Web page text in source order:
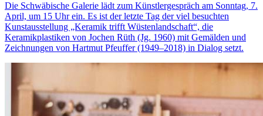
Die Schwäbische Galerie lädt zum Künstlergespräch am Sonntag, 7.
April, um 15 Uhr ein. Es ist der letzte Tag der viel besuchten
Kunstausstellung „Keramik trifft Wüstenlandschaft“, die
Keramikplastiken von Jochen Rüth (Jg. 1960) mit Gemälden und
Zeichnungen von Hartmut Pfeuffer (1949–2018) in Dialog setzt.